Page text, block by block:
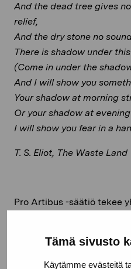
Tämä sivusto
Käytämme evästeitä
And the dead tree gives
relief,
And the dry stone no
There is shadow under
(Come in under the
And I will show you
Your shadow at morning
Or your shadow at
I will show you fear in a
T. S. Eliot, The Waste Land
Pro Artibus -säätiö tekee
Ukrainassa käynnissä
ukrainalaisia taiteilijoita